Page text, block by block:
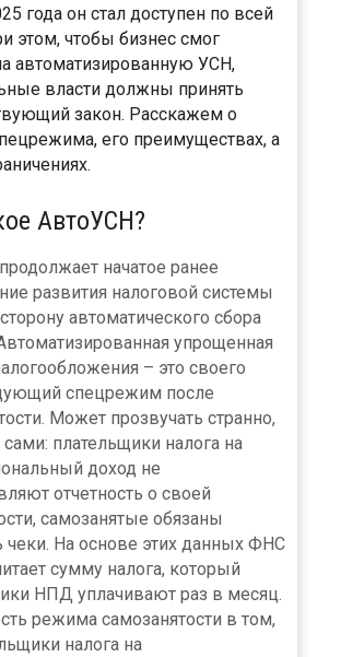
года он стал доступен по всей
этом, чтобы бизнес смог
автоматизированную УСН,
власти должны принять
закон. Расскажем о
его преимуществах, а
АвтоУСН?
начатое ранее
развития налоговой системы
автоматического сбора
упрощенная
– это своего
спецрежим после
Может прозвучать странно,
сами: плательщики налога на
доход не
отчетность о своей
самозанятые обязаны
чеки. На основе этих данных ФНС
сумму налога, который
НПД уплачивают раз в месяц.
режима самозанятости в том,
налога на